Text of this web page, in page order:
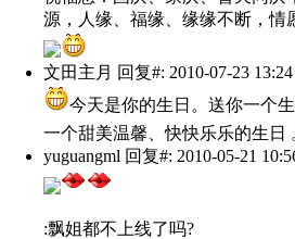
源，人缘、福缘、缘缘不断，情
文田主月 回复#: 2010-07-23 13:24
今天是你的生日。送你一个
一个甜美温馨、快快乐乐的生日
yuguangml 回复#: 2010-05-21
:飘姐都不上线了吗?